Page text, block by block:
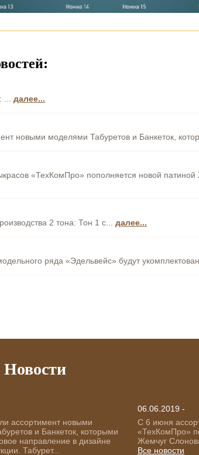
... далее...
новыми моделями Табуретов и Банкеток,
«ТехКомПро» пополняется новой патиной
2 тона: Тон 1 с... далее...
ряда «Эдельвейс» будут
Новости
ассортимент новыми
и Банкеток, которыми
направление в дизайне
Табурет...
06.06.2019 -
С 6 июня
«ТехКомПро»
Жемчуг
Все новости